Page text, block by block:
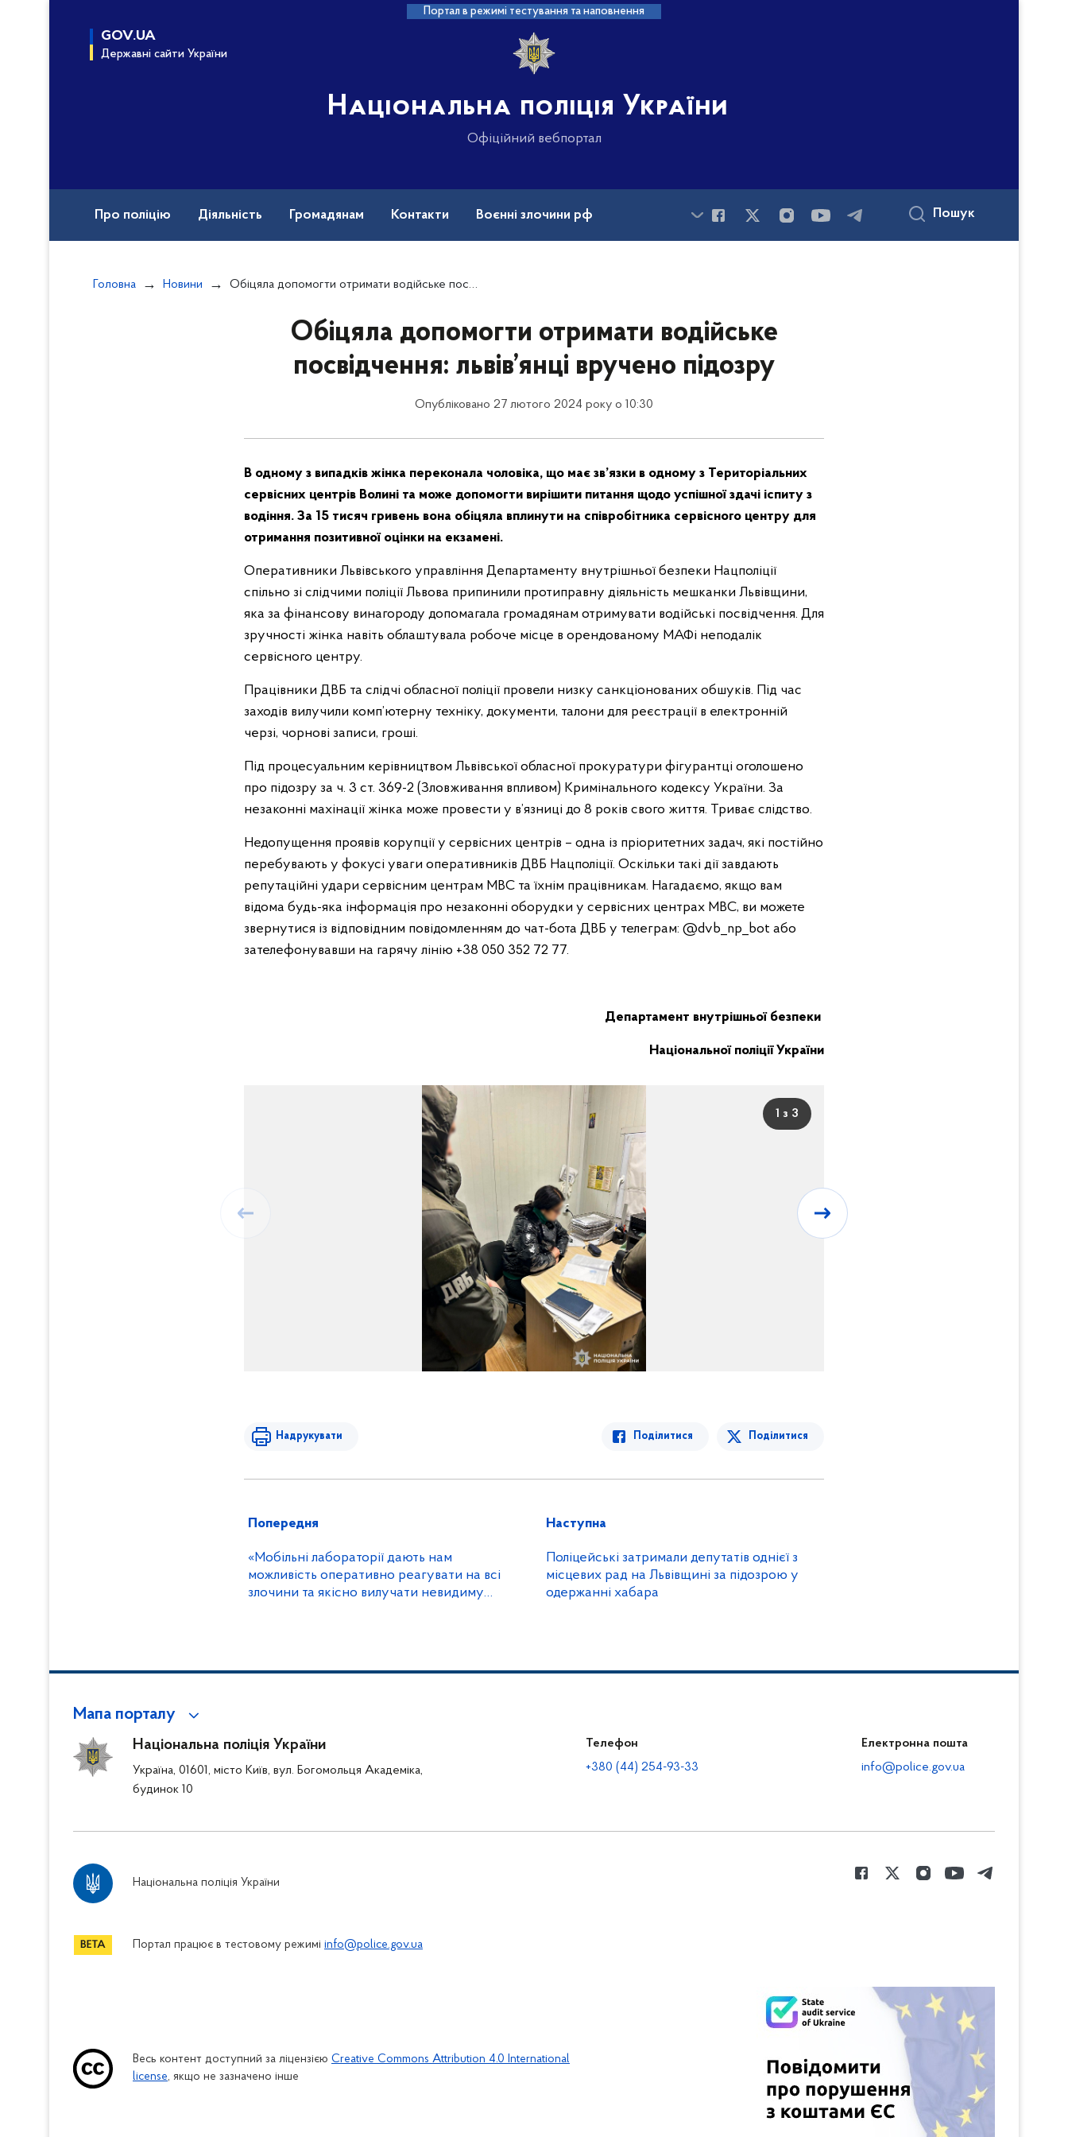
Портал в режимі тестування та наповнення
GOV.UA
Державні сайти України
Національна поліція України
Офіційний вебпортал
Про поліцію Діяльність Громадянам Контакти Воєнні злочини рф Пошук
Головна Новини Обіцяла допомогти отримати водійське посвідчення: львів’янці вручено підозру
Обіцяла допомогти отримати водійське
посвідчення: львів’янці вручено підозру
Опубліковано 27 лютого 2024 року о 10:30
В одному з випадків жінка переконала чоловіка, що має зв’язки в одному з Територіальних
сервісних центрів Волині та може допомогти вирішити питання щодо успішної здачі іспиту з
водіння. За 15 тисяч гривень вона обіцяла вплинути на співробітника сервісного центру для
отримання позитивної оцінки на екзамені.
Оперативники Львівського управління Департаменту внутрішньої безпеки Нацполіції
спільно зі слідчими поліції Львова припинили протиправну діяльність мешканки Львівщини,
яка за фінансову винагороду допомагала громадянам отримувати водійські посвідчення. Для
зручності жінка навіть облаштувала робоче місце в орендованому МАФі неподалік
сервісного центру.
Працівники ДВБ та слідчі обласної поліції провели низку санкціонованих обшуків. Під час
заходів вилучили комп’ютерну техніку, документи, талони для реєстрації в електронній
черзі, чорнові записи, гроші.
Під процесуальним керівництвом Львівської обласної прокуратури фігурантці оголошено
про підозру за ч. 3 ст. 369-2 (Зловживання впливом) Кримінального кодексу України. За
незаконні махінації жінка може провести у в’язниці до 8 років свого життя. Триває слідство.
Недопущення проявів корупції у сервісних центрів – одна із пріоритетних задач, які постійно
перебувають у фокусі уваги оперативників ДВБ Нацполіції. Оскільки такі дії завдають
репутаційні удари сервісним центрам МВС та їхнім працівникам. Нагадаємо, якщо вам
відома будь-яка інформація про незаконні оборудки у сервісних центрах МВС, ви можете
звернутися із відповідним повідомленням до чат-бота ДВБ у телеграм: @dvb_np_bot або
зателефонувавши на гарячу лінію +38 050 352 72 77.
Департамент внутрішньої безпеки
Національної поліції України
1 з 3
Надрукувати Поділитися Поділитися
Попередня
«Мобільні лабораторії дають нам
можливість оперативно реагувати на всі
злочини та якісно вилучати невидиму
Наступна
Поліцейські затримали депутатів однієї з
місцевих рад на Львівщині за підозрою у
одержанні хабара
Мапа порталу
Національна поліція України
Україна, 01601, місто Київ, вул. Богомольця Академіка,
будинок 10
Телефон
+380 (44) 254-93-33
Електронна пошта
info@police.gov.ua
Національна поліція України
Портал працює в тестовому режимі info@police.gov.ua
Весь контент доступний за ліцензією Creative Commons Attribution 4.0 International
license, якщо не зазначено інше